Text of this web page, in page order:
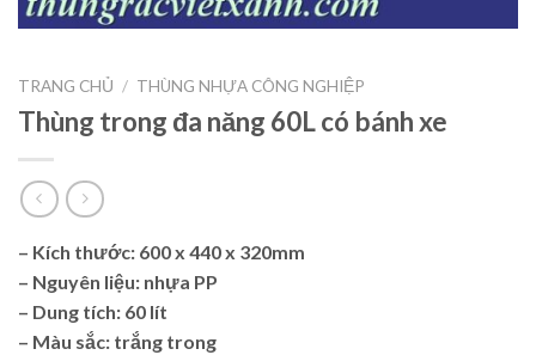
TRANG CHỦ / THÙNG NHỰA CÔNG NGHIỆP
Thùng trong đa năng 60L có bánh xe
– Kích thước: 600 x 440 x 320mm
– Nguyên liệu: nhựa PP
– Dung tích: 60 lít
– Màu sắc: trắng trong